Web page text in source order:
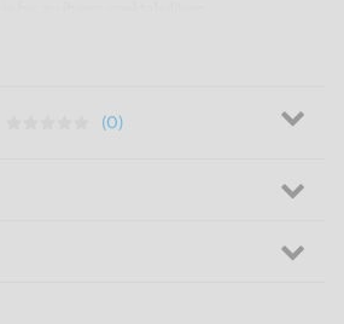
Kampfsystem der gesamten
innovativen Elementen auf.-
Online-Spiel!Rollback Netcode
stehen dir eine Vielzahl von
nach deinem Spielstil zur
Galerie mit Videos und Stimmen,
(0)